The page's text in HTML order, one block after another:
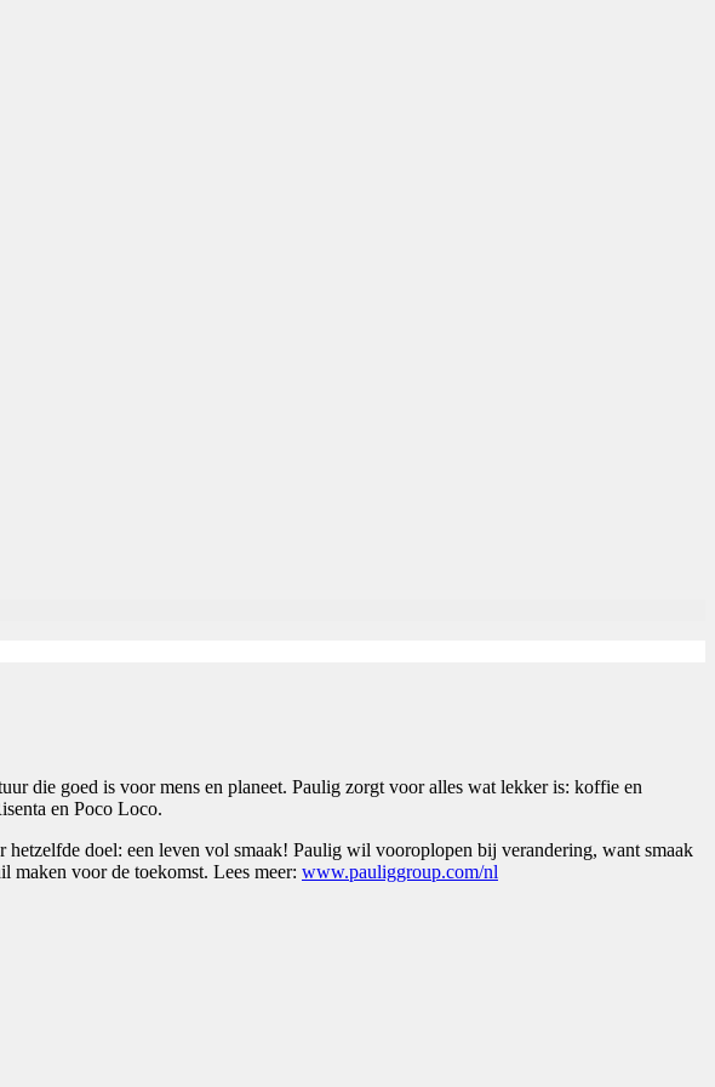
die goed is voor mens en planeet. Paulig zorgt voor alles wat lekker is: koffie en
en Poco Loco.
doel: een leven vol smaak! Paulig wil vooroplopen bij verandering, want smaak
maken voor de toekomst. Lees meer: www.pauliggroup.com/nl